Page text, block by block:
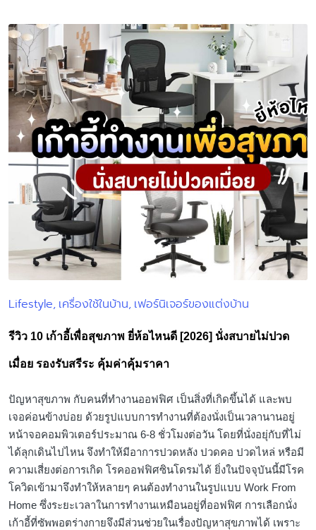
Posted
Lifestyle เครื่องใช้ในบ้าน เฟอร์นิเจอร์ของแต่งบ้าน
รีวิว 10 เก้าอี้เพื่อสุขภาพ ยี่ห้อไหนดี [2026] นั่งสบายไม่ปวด
เมื่อย รองรับสรีระ คุ้มค่าคุ้มราคา
ปัญหาสุขภาพ กับคนที่ทำงานออฟฟิศ เป็นสิ่งที่เกิดขึ้นได้ และพบ
เจอค่อนข้างบ่อย ด้วยรูปแบบการทำงานที่ต้องนั่งเป็นเวลานานอยู่
หน้าจอคอมพิวเตอร์ประมาณ 6-8 ชั่วโมงต่อวัน โดยที่นั่งอยุ่กับที่ไม่
ได้ลุกเดินไปไหน จึงทำให้มีอาการปวดหลัง ปวดคอ ปวดไหล่ หรือมี
ความเสี่ยงต่อการเกิด โรคออฟฟิศซินโดรมได้ ยิ่งในปัจจุบันนี้มีโรค
โควิดเข้ามาจึงทำให้หลายๆ คนต้องทำงานในรูปแบบ Work From
Home ซึ่งระยะเวลาในการทำงานเหมือนอยู่ที่ออฟฟิศ การเลือกนั่ง
เก้าอี้ที่ซัพพอตร่างกายจึงมีส่วนช่วยในเรื่องปัญหาสุขภาพได้ เพราะ